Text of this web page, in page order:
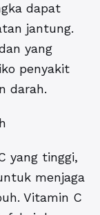
dapat
jantung.
yang
penyakit
darah.
yang tinggi,
menjaga
Vitamin C